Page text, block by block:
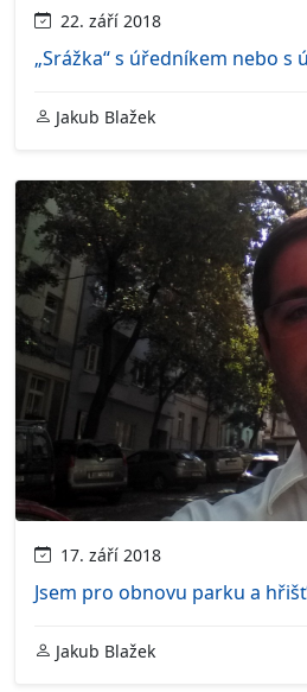
22. září 2018
„Srážka“ s úředníkem nebo s
Jakub Blažek
17. září 2018
Jsem pro obnovu parku a
Jakub Blažek